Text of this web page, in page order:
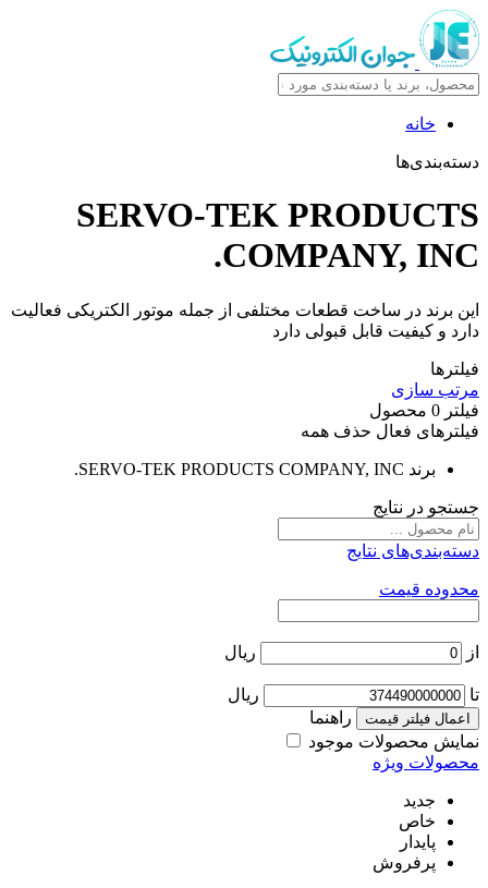
خانه
دسته‌بندی‌ها
SERVO-TEK PRODUCTS
COMPANY, INC.
این برند در ساخت قطعات مختلفی از جمله موتور الکتریکی فعالیت
دارد و کیفیت قابل قبولی دارد
فیلترها
مرتب سازی
فیلتر 0 محصول
فیلترهای فعال حذف همه
برند SERVO-TEK PRODUCTS COMPANY, INC.
جستجو در نتایج
دسته‌بندی‌های نتایج
محدوده قیمت
از ریال
تا ریال
اعمال فیلتر قیمت
راهنما
نمایش محصولات موجود
محصولات ویژه
جدید
خاص
پایدار
پرفروش